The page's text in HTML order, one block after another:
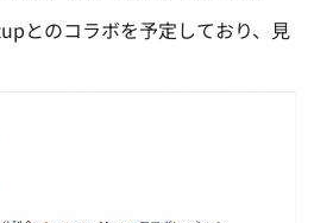
とのコラボを予定しており、見